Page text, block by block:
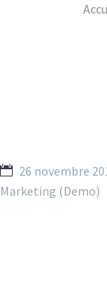
26 novembre
Marketing (Demo)